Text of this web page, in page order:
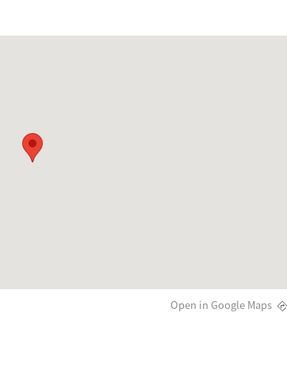
Open in Google Maps